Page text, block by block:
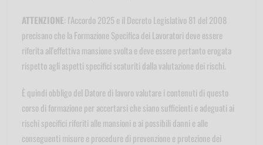
ATTENZIONE: l'Accordo 2025 e il Decreto Legislativo 81 del 2008
precisano che la Formazione Specifica dei Lavoratori deve essere
riferita all'effettiva mansione svolta e deve essere pertanto erogata
rispetto agli aspetti specifici scaturiti dalla valutazione dei rischi.
È quindi obbligo del Datore di lavoro valutare i contenuti di questo
corso di formazione per accertarsi che siano sufficienti e adeguati ai
rischi specifici riferiti alle mansioni e ai possibili danni e alle
conseguenti misure e procedure di prevenzione e protezione dei